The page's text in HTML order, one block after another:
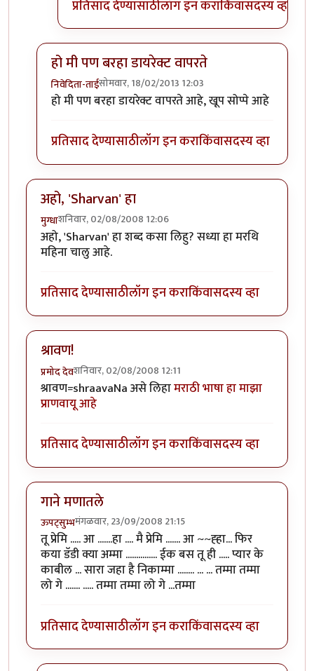
प्रतिसाद देण्यासाठीलॉग इन कराकिंवासदस्य व्हा
हो मी पण बरहा डायरेक्ट वापरते
निवेदिता-ताईसोमवार, 18/02/2013 12:03
In reply toसहाय्य.byसखाराम_गटणे™
हो मी पण बरहा डायरेक्ट वापरते आहे, खूप सोप्पे आहे
प्रतिसाद देण्यासाठीलॉग इन कराकिंवासदस्य व्हा
अहो, 'Sharvan' हा
मुग्धाशनिवार, 02/08/2008 12:06
अहो, 'Sharvan' हा शब्द कसा लिहु? सध्या हा मरथि
महिना चालु आहे.
प्रतिसाद देण्यासाठीलॉग इन कराकिंवासदस्य व्हा
श्रावण!
प्रमोद देवशनिवार, 02/08/2008 12:11
श्रावण=shraavaNa असे लिहामराठी भाषा हा माझा
प्राणवायू आहे
प्रतिसाद देण्यासाठीलॉग इन कराकिंवासदस्य व्हा
गाने मणातले
ऊपट्सुम्भमंगळवार, 23/09/2008 21:15
तू प्रेमि ..... आ .......हा .... मै प्रेमि ....... आ ~~ह्हा... फिर
कया डॅडी क्या अम्मा ............... ईक बस तू ही ..... प्यार के
काबील ... सारा जहा है निकाम्मा ........ ... ... तम्मा तम्मा
लो गे ....... ..... तम्मा तम्मा लो गे ...तम्मा
प्रतिसाद देण्यासाठीलॉग इन कराकिंवासदस्य व्हा